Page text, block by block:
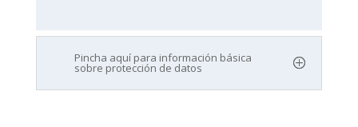
Pincha aquí para información básica
sobre protección de datos